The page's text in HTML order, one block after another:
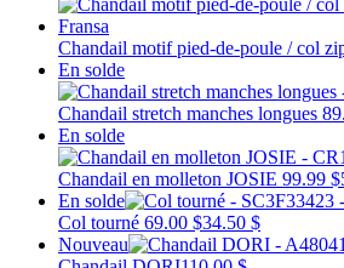
Chandail motif pied-de-poule / col
En solde
Chandail stretch manches longues
En solde
Chandail en molleton JOSIE 99.99 $
En solde
Col tourné 69.00 $34.50 $
Nouveau